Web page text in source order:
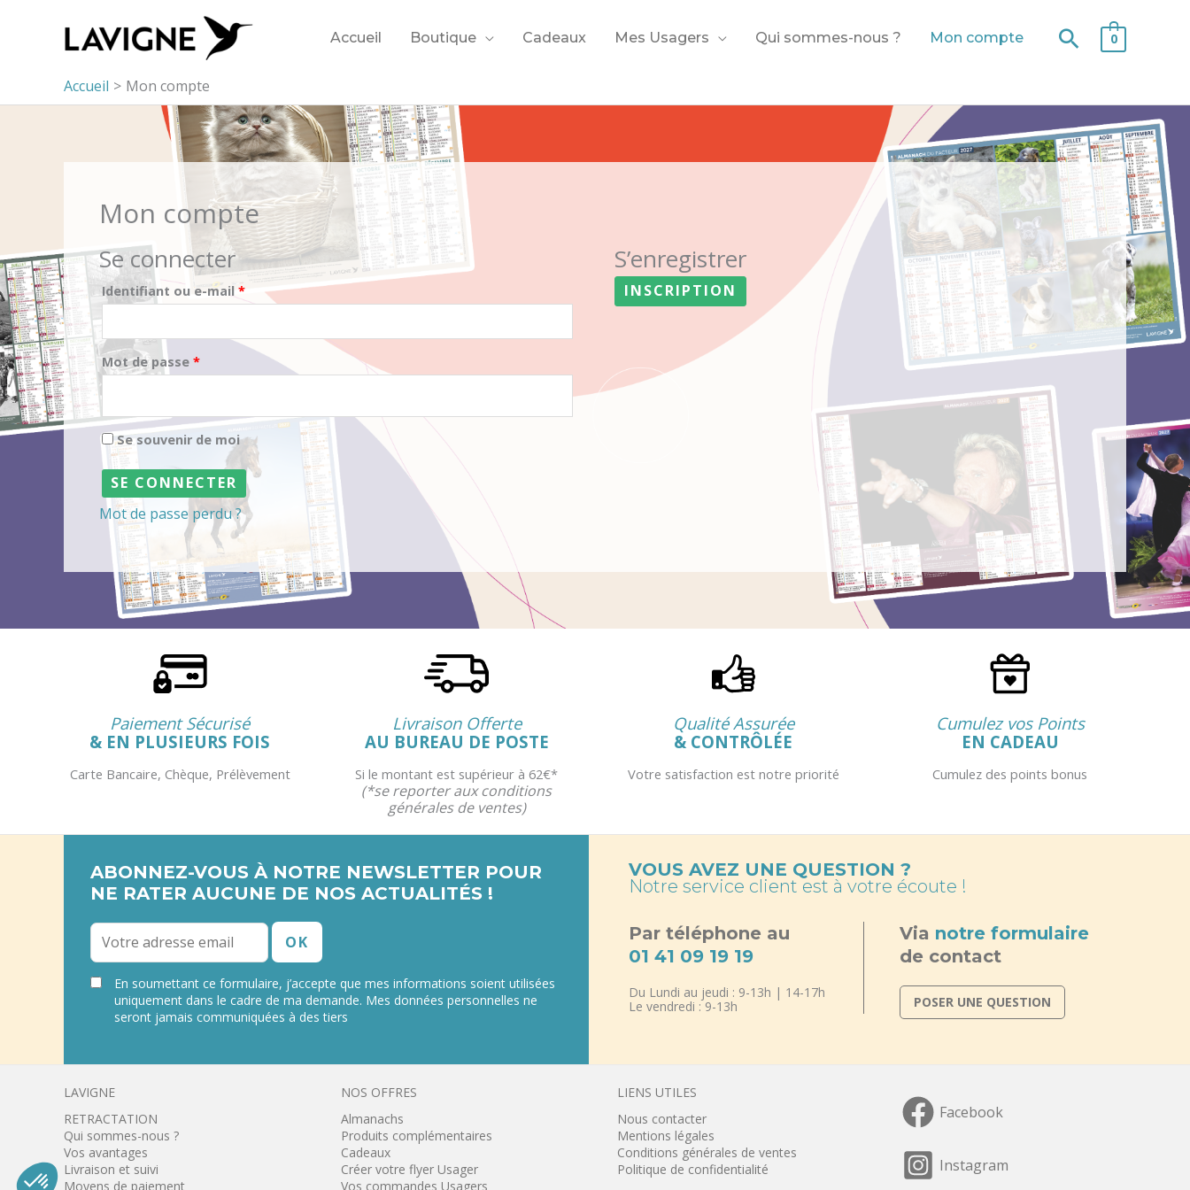
Accueil Boutique Cadeaux Mes Usagers Qui sommes-nous ? Mon compte 0
Accueil Mon compte
Mon compte
Se connecter
Identifiant ou e-mail *
Mot de passe *
Se souvenir de moi
Mot de passe perdu ?
S’enregistrer
INSCRIPTION
Paiement Sécurisé
& EN PLUSIEURS FOIS
Carte Bancaire, Chèque, Prélèvement
Livraison Offerte
AU BUREAU DE POSTE
Si le montant est supérieur à 62€*
(*se reporter aux conditions
générales de ventes)
Qualité Assurée
& CONTRÔLÉE
Votre satisfaction est notre priorité
Cumulez vos Points
EN CADEAU
Cumulez des points bonus
ABONNEZ-VOUS À NOTRE NEWSLETTER POUR
NE RATER AUCUNE DE NOS ACTUALITÉS !
En soumettant ce formulaire, j’accepte que mes informations soient utilisées
uniquement dans le cadre de ma demande. Mes données personnelles ne
seront jamais communiquées à des tiers
VOUS AVEZ UNE QUESTION ?
Notre service client est à votre écoute !
Par téléphone au
01 41 09 19 19
Du Lundi au jeudi : 9-13h | 14-17h
Le vendredi : 9-13h
Via notre formulaire
de contact
POSER UNE QUESTION
LAVIGNE
RETRACTATION
Qui sommes-nous ?
Vos avantages
Livraison et suivi
Moyens de paiement
NOS OFFRES
Almanachs
Produits complémentaires
Cadeaux
Créer votre flyer Usager
Vos commandes Usagers
LIENS UTILES
Nous contacter
Mentions légales
Conditions générales de ventes
Politique de confidentialité
Facebook
Instagram
Axeptio consent
Plateforme de Gestion du Consentement : Personnalisez vos Options
Notre plateforme vous permet d'adapter et de gérer vos paramètres de confidentialité, en garantissant la conformité avec les réglementations. Personnalisez vos préférences pour